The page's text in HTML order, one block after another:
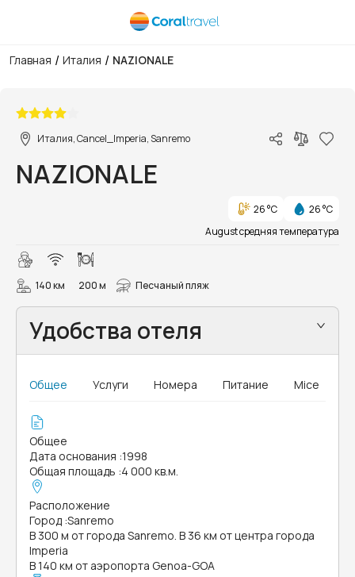
Главная / Италия / NAZIONALE
Италия, Cancel_Imperia, Sanremo
NAZIONALE
26 °C
26 °C
August средняя температура
140 км 200 м Песчаный пляж
Удобства отеля
Общее Услуги Номера Питание Mice
Общее
Дата основания :1998
Общая площадь :4 000 кв.м.
Расположение
Город :Sanremo
В 300 м от города Sanremo. В 36 км от центра города
Imperia
В 140 км от аэропорта Genoa-GOA